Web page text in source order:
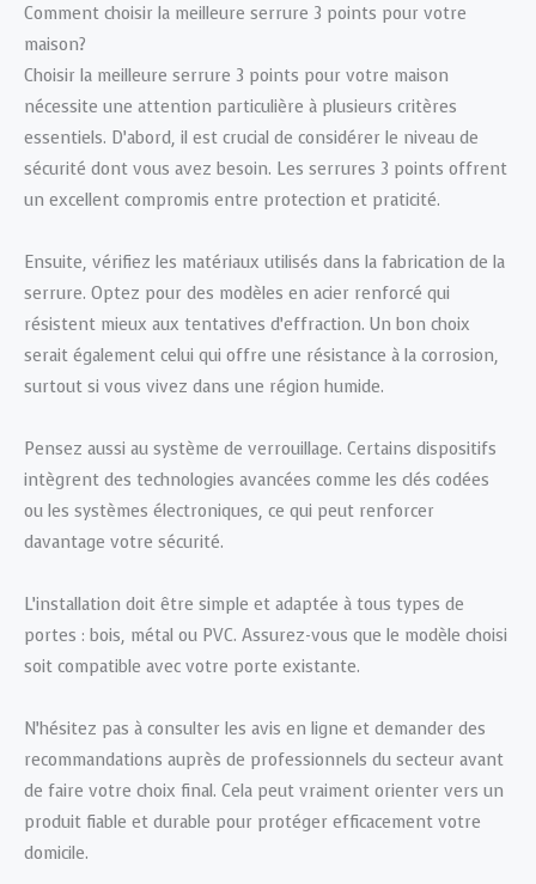
Comment choisir la meilleure serrure 3 points pour votre
maison?
Choisir la meilleure serrure 3 points pour votre maison
nécessite une attention particulière à plusieurs critères
essentiels. D’abord, il est crucial de considérer le niveau de
sécurité dont vous avez besoin. Les serrures 3 points offrent
un excellent compromis entre protection et praticité.
Ensuite, vérifiez les matériaux utilisés dans la fabrication de la
serrure. Optez pour des modèles en acier renforcé qui
résistent mieux aux tentatives d’effraction. Un bon choix
serait également celui qui offre une résistance à la corrosion,
surtout si vous vivez dans une région humide.
Pensez aussi au système de verrouillage. Certains dispositifs
intègrent des technologies avancées comme les clés codées
ou les systèmes électroniques, ce qui peut renforcer
davantage votre sécurité.
L’installation doit être simple et adaptée à tous types de
portes : bois, métal ou PVC. Assurez-vous que le modèle choisi
soit compatible avec votre porte existante.
N’hésitez pas à consulter les avis en ligne et demander des
recommandations auprès de professionnels du secteur avant
de faire votre choix final. Cela peut vraiment orienter vers un
produit fiable et durable pour protéger efficacement votre
domicile.